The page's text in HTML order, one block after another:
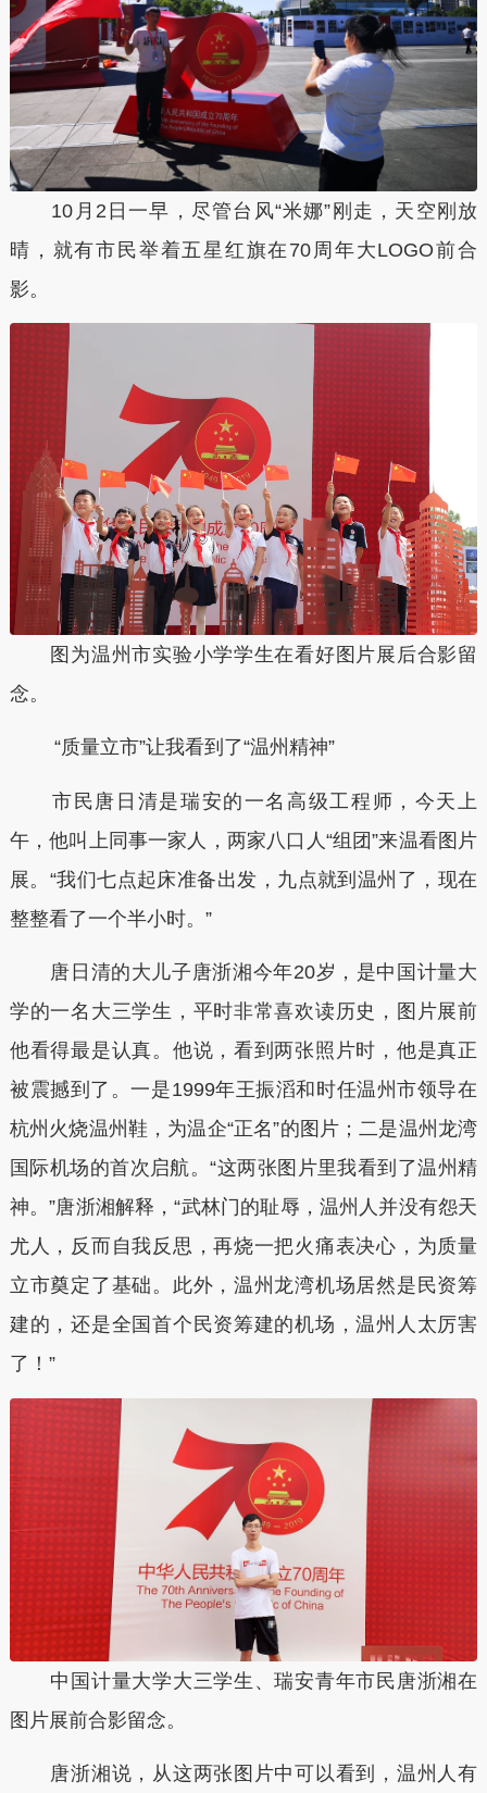
10月2日一早，尽管台风“米娜”刚走，天空刚放
晴，就有市民举着五星红旗在70周年大LOGO前合
影。
图为温州市实验小学学生在看好图片展后合影留
念。
“质量立市”让我看到了“温州精神”
市民唐日清是瑞安的一名高级工程师，今天上
午，他叫上同事一家人，两家八口人“组团”来温看图片
展。“我们七点起床准备出发，九点就到温州了，现在
整整看了一个半小时。”
唐日清的大儿子唐浙湘今年20岁，是中国计量大
学的一名大三学生，平时非常喜欢读历史，图片展前
他看得最是认真。他说，看到两张照片时，他是真正
被震撼到了。一是1999年王振滔和时任温州市领导在
杭州火烧温州鞋，为温企“正名”的图片；二是温州龙湾
国际机场的首次启航。“这两张图片里我看到了温州精
神。”唐浙湘解释，“武林门的耻辱，温州人并没有怨天
尤人，反而自我反思，再烧一把火痛表决心，为质量
立市奠定了基础。此外，温州龙湾机场居然是民资筹
建的，还是全国首个民资筹建的机场，温州人太厉害
了！”
中国计量大学大三学生、瑞安青年市民唐浙湘在
图片展前合影留念。
唐浙湘说，从这两张图片中可以看到，温州人有